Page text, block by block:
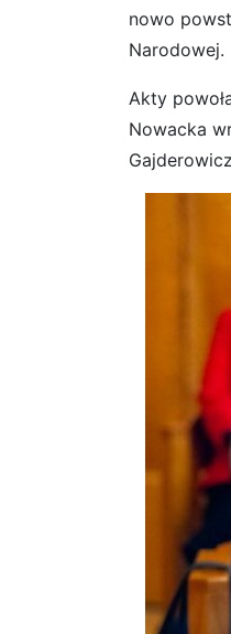
nowo
Narodowej.
Akty
Nowacka